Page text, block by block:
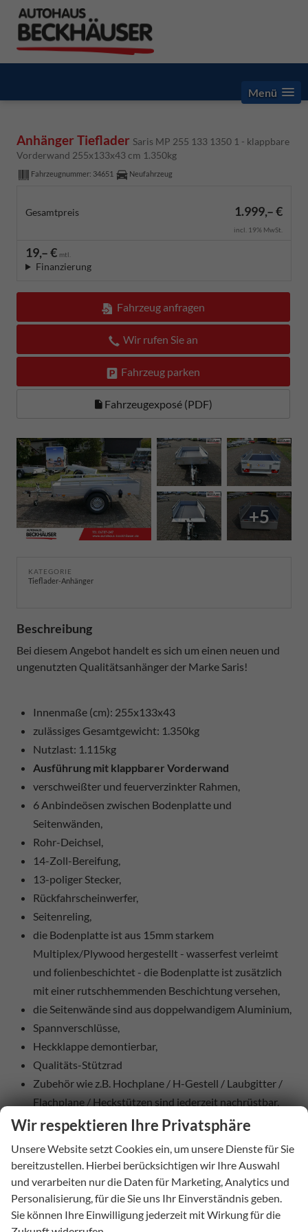
Menü
Anhänger Tieflader Saris MP 255 133 1350 1 - klappbare
Vorderwand 255x133x43 cm 1.350kg
Fahrzeugnummer: 34651 Neufahrzeug
Gesamtpreis 1.999,– €
incl. 19% MwSt.
19,– € mtl.
Finanzierung
Fahrzeug anfragen
Wir rufen Sie an
Fahrzeug parken
Fahrzeugexposé (PDF)
+5
KATEGORIE
Tieflader-Anhänger
Beschreibung
Bei diesem Angebot handelt es sich um einen neuen und
ungenutzten Qualitätsanhänger der Marke Saris!
Innenmaße (cm): 255x133x43
zulässiges Gesamtgewicht: 1.350kg
Nutzlast: 1.115kg
Ausführung mit klappbarer Vorderwand
verschweißter und feuerverzinkter Rahmen,
6 Anbindeösen zwischen Bodenplatte und
Seitenwänden,
Rohr-Deichsel,
14-Zoll-Bereifung,
13-poliger Stecker,
Rückfahrscheinwerfer,
Seitenreling,
die Bodenplatte ist aus 15mm starkem
Multiplex/Plywood hergestellt - wasserfest verleimt
und folienbeschichtet - die Bodenplatte ist zusätzlich
mit einer rutschhemmenden Beschichtung versehen,
die Seitenwände sind aus doppelwandigem Aluminium,
Spannverschlüsse,
Heckklappe demontierbar,
Qualitäts-Stützrad
Zubehör wie z.B. Hochplane / H-Gestell / Laubgitter /
Flachplane / Heckstützen sind jederzeit nachrüstbar,
eine 100km/h-Zulassung ist möglich.
Sie suchen eine andere Größe oder ein anderes Gewicht?
Kontaktieren Sie uns einfach.
Gerne senden wir Ihnen nach Kauf die Kfz-Papiere
Wir respektieren Ihre Privatsphäre
Unsere Website setzt Cookies ein, um unsere Dienste für Sie
bereitzustellen. Hierbei berücksichtigen wir Ihre Auswahl
und verarbeiten nur die Daten für Marketing, Analytics und
Personalisierung, für die Sie uns Ihr Einverständnis geben.
Sie können Ihre Einwilligung jederzeit mit Wirkung für die